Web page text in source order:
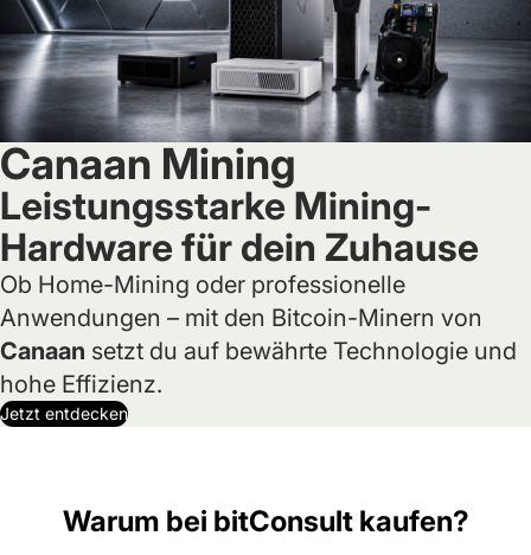
Canaan Mining
Leistungsstarke Mining-
Hardware für dein Zuhause
Ob Home-Mining oder professionelle
Anwendungen – mit den Bitcoin-Minern von
Canaan setzt du auf bewährte Technologie und
hohe Effizienz.
Jetzt entdecken
Warum bei bitConsult kaufen?